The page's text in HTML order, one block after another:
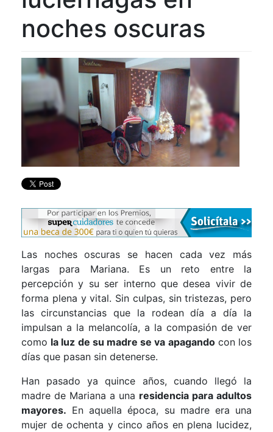
noches oscuras
Las noches oscuras se hacen cada vez más
largas para Mariana. Es un reto entre la
percepción y su ser interno que desea vivir de
forma plena y vital. Sin culpas, sin tristezas, pero
las circunstancias que la rodean día a día la
impulsan a la melancolía, a la compasión de ver
como la luz de su madre se va apagandocon los
días que pasan sin detenerse.
Han pasado ya quince años, cuando llegó la
madre de Mariana a una residencia para adultos
mayores. En aquella época, su madre era una
mujer de ochenta y cinco años en plena lucidez,